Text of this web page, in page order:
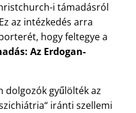
i támadásról
az intézkedés arra
hogy feltegye a
Az Erdogan-
dolgozók gyűlölték az
iránti szellemi